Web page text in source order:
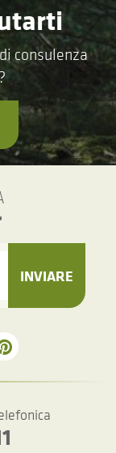
consulenza
INVIARE